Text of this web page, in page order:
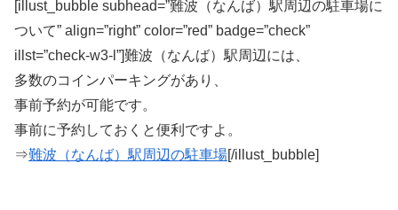
[illust_bubble subhead=”難波（なんば）駅周辺の駐車場に
ついて” align=”right” color=”red” badge=”check”
illst=”check-w3-l”]難波（なんば）駅周辺には、
多数のコインパーキングがあり、
事前予約が可能です。
事前に予約しておくと便利ですよ。
⇒難波（なんば）駅周辺の駐車場[/illust_bubble]